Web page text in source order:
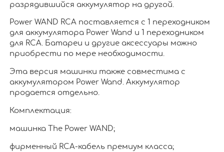
разрядившийся аккумулятор на другой.
Power WAND RCA поставляется с 1 переходником
для аккумулятора Power Wand и 1 переходником
для RCA. Батареи и другие аксессуары можно
приобрести по мере необходимости.
Эта версия машинки также совместима с
аккумулятором Power Wand. Аккумулятор
продается отдельно.
Комплектация:
машинка The Power WAND;
фирменный RCA-кабель премиум класса;